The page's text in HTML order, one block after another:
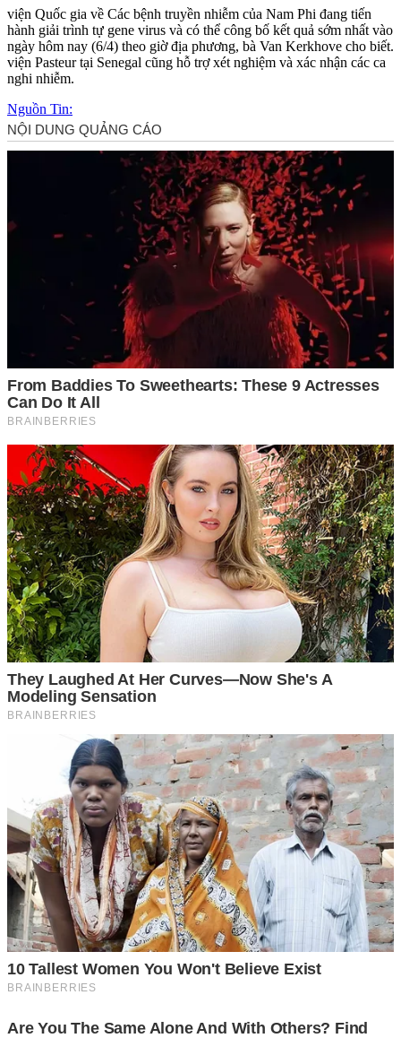
viện Quốc gia về Các bệnh truyền nhiễm của Nam Phi đang tiến
hành giải trình tự gene virus và có thể công bố kết quả sớm nhất vào
ngày hôm nay (6/4) theo giờ địa phương, bà Van Kerkhove cho biết.
viện Pasteur tại Senegal cũng hỗ trợ xét nghiệm và xác nhận các ca
nghi nhiễm.
Nguồn Tin: